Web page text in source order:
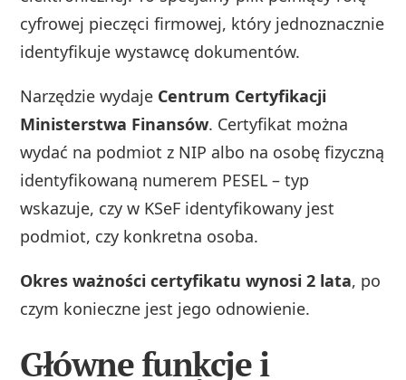
cyfrowej pieczęci firmowej, który jednoznacznie
identyfikuje wystawcę dokumentów.
Narzędzie wydaje Centrum Certyfikacji
Ministerstwa Finansów. Certyfikat można
wydać na podmiot z NIP albo na osobę fizyczną
identyfikowaną numerem PESEL – typ
wskazuje, czy w KSeF identyfikowany jest
podmiot, czy konkretna osoba.
Okres ważności certyfikatu wynosi 2 lata, po
czym konieczne jest jego odnowienie.
Główne funkcje i